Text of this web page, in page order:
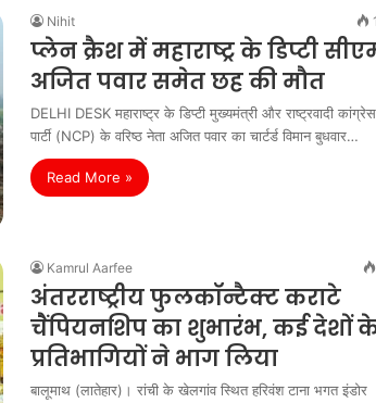
Nihit
प्लेन क्रैश में महाराष्ट्र के डिप्टी
अजित पवार समेत छह की मौत
DELHI DESK महाराष्ट्र के डिप्टी मुख्यमंत्री और राष्ट्रवादी कांग्रेस
पार्टी (NCP) के वरिष्ठ नेता अजित पवार का चार्टर्ड विमान बुधवार…
Read More »
Kamrul Aarfee
अंतरराष्ट्रीय फुलकॉन्टैक्ट कराटे
चैंपियनशिप का शुभारंभ, कई देशों
प्रतिभागियों ने भाग लिया
बालूमाथ (लातेहार)। रांची के खेलगांव स्थित हरिवंश टाना भगत इंडोर